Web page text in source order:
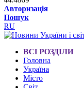
Авторизація
Пошук
RU
ВСІ РОЗДІЛИ
Головна
Україна
Місто